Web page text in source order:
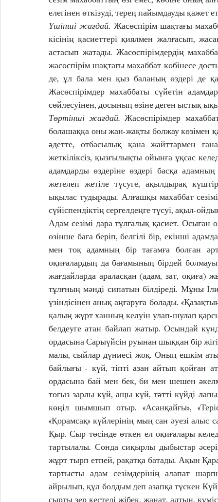
елегінен өткізуді, терең пайымдауды қажет
Үшінші жағдай. Жасөспірім шақтағы
кісінің қасиеттері қиялмен жалғасып,
астасып жатады. Жасөспірімдердің
жасөспірім шақтағы махаббат көбінесе
де, ұл бала мен қыз баланың өздері де
Жасөспірімдер махаббаты сүйетін
сөйлесуінен, досының өзіне деген ыстық
Төртінші жағдай. Жасөспірімдер
болашаққа оны жан-жақты болжау көзімен
әдетте, отбасылық қана жайттармен
жеткіліксіз, қызғылықты ойынға ұқсас
адамдарды өздеріне өздері басқа адамның
жетелеп жетіле түсуге, ақылдырақ
ықылас тудырады. Алғашқы махаббат
сүйіспендіктің сергелдеңге түсуі, ақыл-
Адам сезімі дара тұлғалық қасиет.
өзінше баға беріп, белгілі бір, екінші
мен тоқ адамның бір тағамға болған
оқиғалардың да бағамының бірдей
жағдайларда араласқан (адам, зат, оқиға)
тұлғның мәнді сипатын білдіреді. Мұны
үзіндісінен анық аңғаруға болады.
қалың жұрт ханның келуін улап-шулап
белдеуге атан байлап жатыр. Осындай
ордасына Сарыүйсін руынан шыққан бір
малы, сыйлар дүниесі жоқ. Оның ешкім
байлығы - күй, тіпті азан айтып қойған
ордасына бай мен бек, би мен шешен
тоғыз зарлы күй, ащы күй, тәтті күйді
көңіл шымшып отыр. «Асанқайғы»,
«Қорамсақ» күйлерінің мың сан әуезі алыс
Қыр. Сыр төсінде өткен ел оқиғалары
тартылалы. Сонда сиқырлы дыбыстар
жұрт тырп етпей, рақатқа батады. Ақын
тартысты адам сезімдерінің алапат
айрылып, құл болдым деп азапқа түскен
сырты зер кестелі жібек, жанат, алтын,